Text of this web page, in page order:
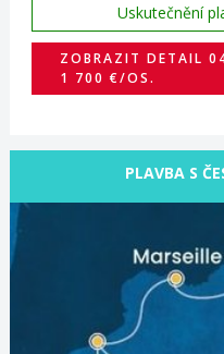
Uskutečnění
ZOBRAZIT DETAIL
1 700 €/OS.
PLAVBA S